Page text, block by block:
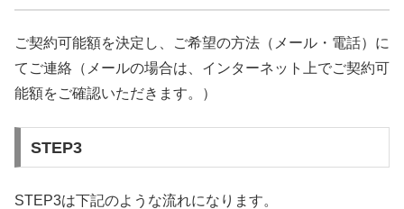
ご契約可能額を決定し、ご希望の方法（メール・電話）に
てご連絡（メールの場合は、インターネット上でご契約可
能額をご確認いただきます。）
STEP3
STEP3は下記のような流れになります。